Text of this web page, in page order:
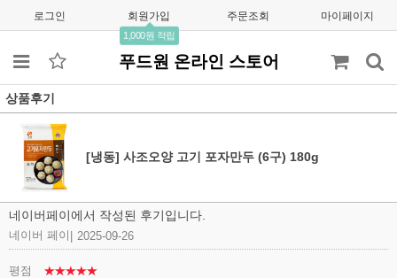
로그인 회원가입
1,000원 적립
주문조회 마이페이지
푸드원 온라인 스토어
상품후기
[냉동] 사조오양 고기 포자만두 (6구) 180g
네이버페이에서 작성된 후기입니다.
네이버 페이 2025-09-26
평점 ★★★★★